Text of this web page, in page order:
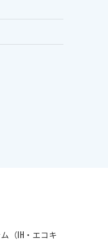
（IH・エコキ